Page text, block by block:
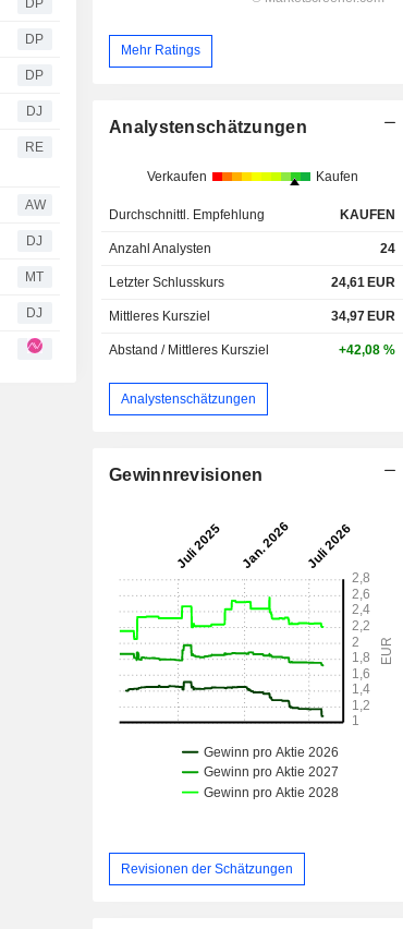
DP
DP
DP
DJ
RE
AW
DJ
MT
DJ
Mehr Ratings
Analystenschätzungen
Verkaufen Kaufen
Durchschnittl. Empfehlung KAUFEN
Anzahl Analysten 24
Letzter Schlusskurs 24,61 EUR
Mittleres Kursziel 34,97 EUR
Abstand / Mittleres Kursziel +42,08 %
Analystenschätzungen
Gewinnrevisionen
Revisionen der Schätzungen